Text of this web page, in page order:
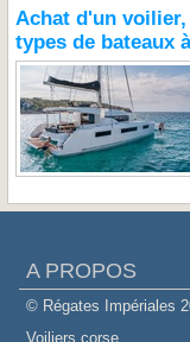
Achat d'un
types de bateaux
A PROPOS
© Régates Impériales
Voiliers corse